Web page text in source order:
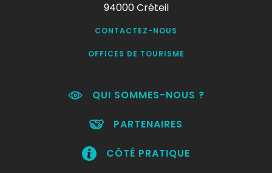
94000 Créteil
CONTACTEZ-NOUS
OFFICES DE TOURISME
QUI SOMMES-NOUS ?
PARTENAIRES
CÔTÉ PRATIQUE